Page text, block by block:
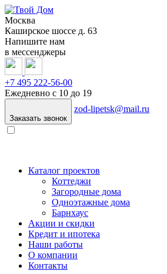
Москва
Каширское шоссе д. 63
Напишите нам
в мессенджеры
+7 495 222-56-00
Ежедневно с 10 до 19
Заказать звонок
zod-lipetsk@mail.ru
Каталог проектов
Коттеджи
Загородные дома
Одноэтажные дома
Барнхаус
Акции и скидки
Кредит и ипотека
Наши работы
О компании
Контакты